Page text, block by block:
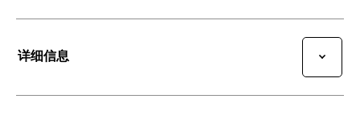
详细信息